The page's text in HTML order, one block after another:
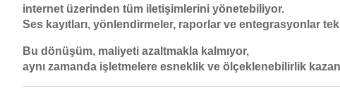
internet üzerinden tüm iletişimlerini yönetebiliyor.
Ses kayıtları, yönlendirmeler, raporlar ve entegrasyonlar
Bu dönüşüm, maliyeti azaltmakla kalmıyor,
aynı zamanda işletmelere esneklik ve ölçeklenebilirlik